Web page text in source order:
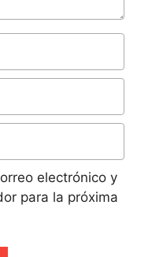
electrónico y
para la próxima